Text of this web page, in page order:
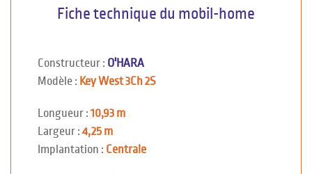
Fiche technique du mobil-home
Constructeur : O'HARA
Modèle : Key West 3Ch 2S
Longueur : 10,93 m
Largeur : 4,25 m
Implantation : Centrale